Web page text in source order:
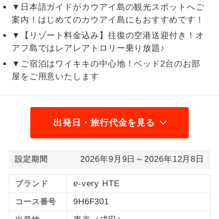
▼日本語ガイドがカウアイ島の観光スポットへご
案内！はじめてのカウアイ島にもおすすめです！
▼【リゾート料金込み】往復の空港送迎付き！オ
アフ島ではレアレアトロリー乗り放題♪
▼ご宿泊はワイキキの中心地！ベッド2台のお部
屋をご用意いたします
出発日・旅行代金を見る
設定期間 2026年9月9日～2026年12月8日
ブランド e-very HTE
コース番号 9H6F301
※上記以外の出発日につきましては料金確定
後にご案内いたします。
※手配の都合により変更になる場合がありま
す。
【その他諸税追加】
航空保険特別料金
2026/8/6〜2026/8/9 大人（12歳以上）
1,600円、子供（2歳以上12歳未満）1,600
円、幼児 1,600円2026/8/10〜2026/9/21 大
未満）1,600円、幼児 1,600円2026/9/22〜
2027/1/21 大人（12歳以上）1,600円、子供
（2歳以上12歳未満）1,600円、幼児 1,600円
2027/1/22〜 大人（12歳以上）1,600円、子
2名様催行
2名様から出発可能な個人型プランで
す。
おひとり様参
おひとり様限定でご参加いただけるコー
スです。
1名様1室同代
1名様1室利用でも追加料金がかからない
コースです。
ご夫婦限定
す。
す。
年齢制限あり
ご参加にあたり年齢に制限があるコース
です。
航空会社指定